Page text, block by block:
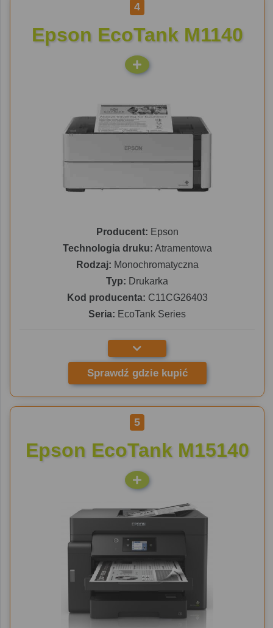
4
Epson EcoTank M1140
Producent: Epson
Technologia druku: Atramentowa
Rodzaj: Monochromatyczna
Typ: Drukarka
Kod producenta: C11CG26403
Seria: EcoTank Series
Sprawdź gdzie kupić
5
Epson EcoTank M15140